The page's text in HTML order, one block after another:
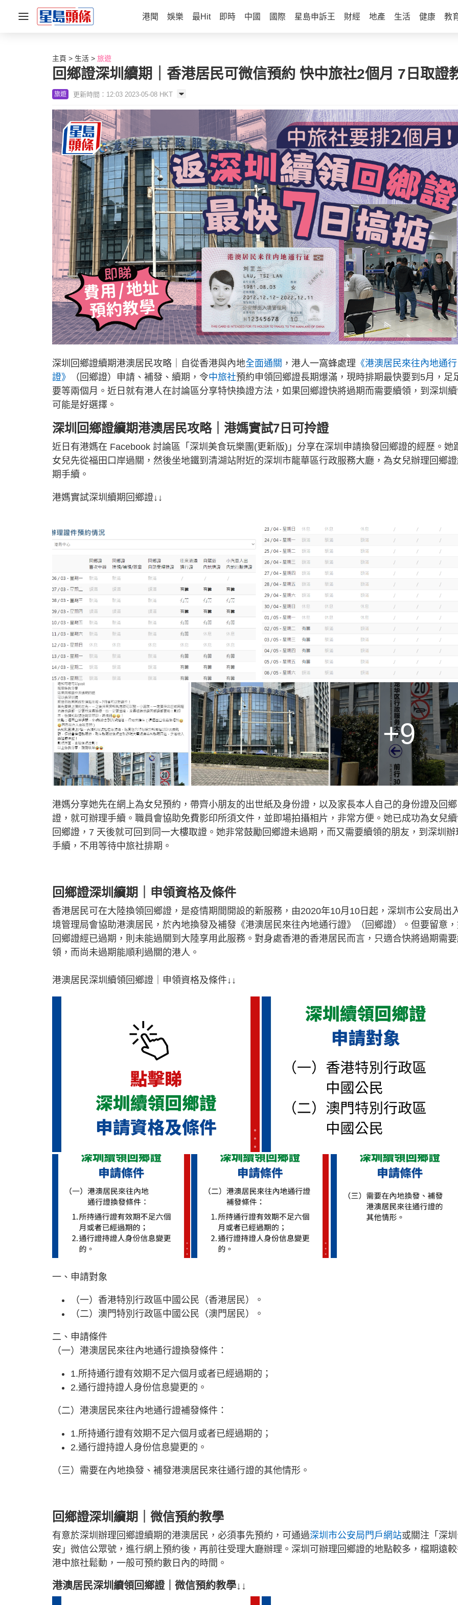
港聞 娛樂 最Hit 即時 中國 國際 星島申訴王 財經 地產 生活 健康 教
主頁 生活 旅遊
回鄉證深圳續期｜香港居民可微信預約 快中旅社2個月 7日取證
旅遊 更新時間：12:03 2023-05-08 HKT
深圳回鄉證續期港澳居民攻略｜自從香港與內地全面通關 ，港人一窩蜂處理 《港澳居民來往內地通行
證》
（回鄉證）申請、補發、續期，令中旅社預約申領回鄉證長期爆滿，現時排期最快要到5月，足
要等兩個月。近日就有港人在討論區分享特快換證方法，如果回鄉證快將過期而需要續領，到深圳
可能是好選擇。
深圳回鄉證續期港澳居民攻略｜港媽實試7日可拎證
近日有港媽在 Facebook 討論區「深圳美食玩樂團(更新版)」分享在深圳申請換發回鄉證的經歷。她
女兒先從福田口岸過關，然後坐地鐵到清湖站附近的深圳市龍華區行政服務大廳，為女兒辦理回鄉
期手續。
港媽實試深圳續期回鄉證↓↓
+9
港媽分享她先在網上為女兒預約，帶齊小朋友的出世紙及身份證，以及家長本人自己的身份證及回鄉
證，就可辦理手續。職員會協助免費影印所須文件，並即場拍攝相片，非常方便。她已成功為女兒
回鄉證，7 天後就可回到同一大樓取證。她非常鼓勵回鄉證未過期，而又需要續領的朋友，到深圳辦
手續，不用等待中旅社排期。
回鄉證深圳續期｜申領資格及條件
香港居民可在大陸換領回鄉證，是疫情期間開設的新服務，由2020年10月10日起，深圳市公安局出
境管理局會協助港澳居民，於內地換發及補發《港澳居民來往內地通行證》（回鄉證）。但要留意
回鄉證經已過期，則未能過關到大陸享用此服務。對身處香港的香港居民而言，只適合快將過期需
領，而尚未過期能順利過關的港人。
港澳居民深圳續領回鄉證｜申領資格及條件↓↓
一、申請對象
（一）香港特別行政區中國公民（香港居民）。
（二）澳門特別行政區中國公民（澳門居民）。
二、申請條件
（一）港澳居民來往內地通行證換發條件：
1.所持通行證有效期不足六個月或者已經過期的；
2.通行證持證人身份信息變更的。
（二）港澳居民來往內地通行證補發條件：
1.所持通行證有效期不足六個月或者已經過期的；
2.通行證持證人身份信息變更的。
（三）需要在內地換發、補發港澳居民來往通行證的其他情形。
回鄉證深圳續期｜微信預約教學
有意於深圳辦理回鄉證續期的港澳居民，必須事先預約，可通過深圳市公安局門戶網站或關注「深
安」微信公眾號，進行網上預約後，再前往受理大廳辦理。深圳可辦理回鄉證的地點較多，檔期遠
港中旅社鬆動，一般可預約數日內的時間。
港澳居民深圳續領回鄉證｜微信預約教學↓↓